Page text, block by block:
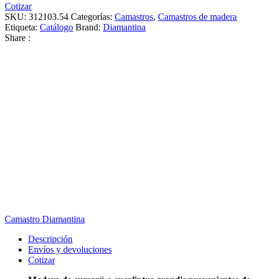
Cotizar
SKU: 312103.54 Categorías: Camastros, Camastros de madera
Etiqueta: Catálogo Brand: Diamantina
Share :
Camastro Diamantina
Descripción
Envíos y devoluciones
Cotizar